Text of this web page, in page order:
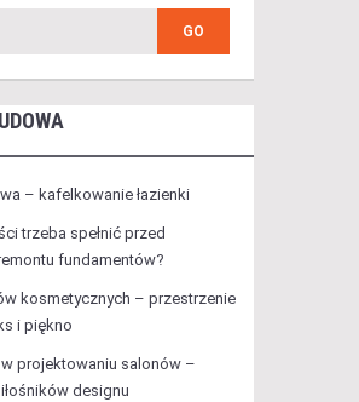
– kafelkowanie łazienki
trzeba spełnić przed
fundamentów?
kosmetycznych – przestrzenie
i piękno
projektowaniu salonów –
designu